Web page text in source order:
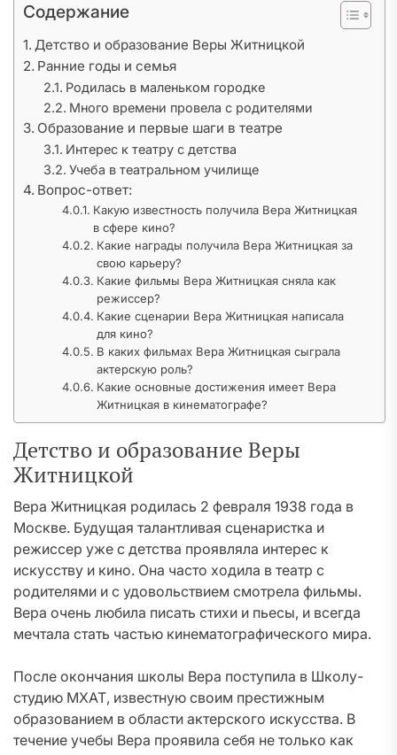
Содержание
Детство и образование Веры Житницкой
Ранние годы и семья
Родилась в маленьком городке
Много времени провела с родителями
Образование и первые шаги в театре
Интерес к театру с детства
Учеба в театральном училище
Вопрос-ответ:
Какую известность получила Вера Житницкая
в сфере кино?
Какие награды получила Вера Житницкая за
свою карьеру?
Какие фильмы Вера Житницкая сняла как
режиссер?
Какие сценарии Вера Житницкая написала
для кино?
В каких фильмах Вера Житницкая сыграла
актерскую роль?
Какие основные достижения имеет Вера
Житницкая в кинематографе?
Детство и образование Веры
Житницкой
Вера Житницкая родилась 2 февраля 1938 года в
Москве. Будущая талантливая сценаристка и
режиссер уже с детства проявляла интерес к
искусству и кино. Она часто ходила в театр с
родителями и с удовольствием смотрела фильмы.
Вера очень любила писать стихи и пьесы, и всегда
мечтала стать частью кинематографического мира.
После окончания школы Вера поступила в Школу-
студию МХАТ, известную своим престижным
образованием в области актерского искусства. В
течение учебы Вера проявила себя не только как